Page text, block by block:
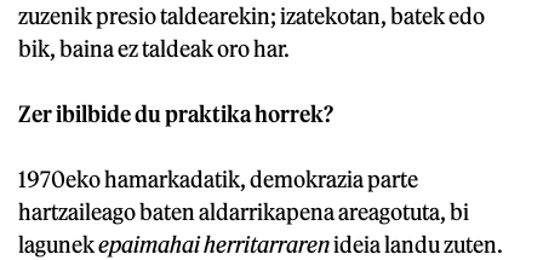
zuzenik presio taldearekin; izatekotan, batek edo
bik, baina ez taldeak oro har.
Zer ibilbide du praktika horrek?
1970eko hamarkadatik, demokrazia parte
hartzaileago baten aldarrikapena areagotuta, bi
lagunekepaimahai herritarrarenideia landu zuten.